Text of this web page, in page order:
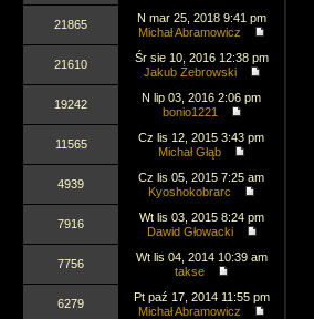
21865
N mar 25, 2018 9:41 pm
Michał Abramowicz
21610
Śr sie 10, 2016 12:38 pm
Jakub Żebrowski
19242
N lip 03, 2016 2:06 pm
bonio1221
11565
Cz lis 12, 2015 3:43 pm
Michał Głąb
4939
Cz lis 05, 2015 7:25 am
Kyoshokobrarc
7916
Wt lis 03, 2015 8:24 pm
Dawid Głowacki
7756
Wt lis 04, 2014 10:39 am
takse
6279
Pt paź 17, 2014 11:55 pm
Michał Abramowicz